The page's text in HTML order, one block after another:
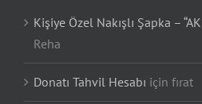
Kişiye Özel Nakışlı Şapka –
Reha
Donatı Tahvil Hesabı için fırat